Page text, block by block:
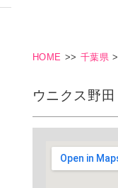
HOME >> 千葉県 >
ウニクス野田